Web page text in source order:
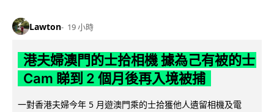
Lawton 19 小時
港夫婦澳門的士拾相機 據為己有被的士
Cam 睇到 2 個月後再入境被捕
一對香港夫婦今年 5 月遊澳門乘的士拾獲他人遺留相機及電